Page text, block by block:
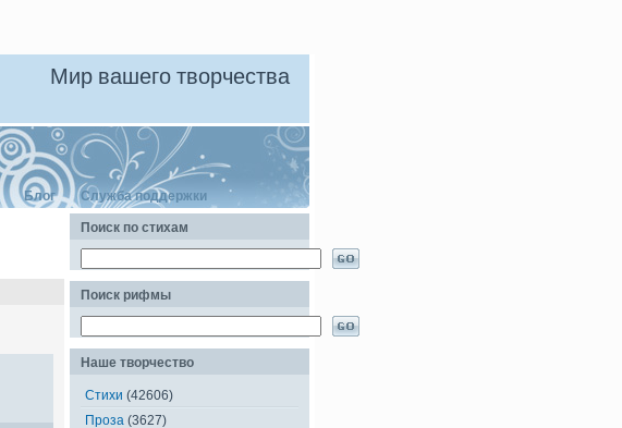
Мир вашего творчества
Блог Служба поддержки
Поиск по стихам
Поиск рифмы
Наше творчество
Стихи (42606)
Проза (3627)